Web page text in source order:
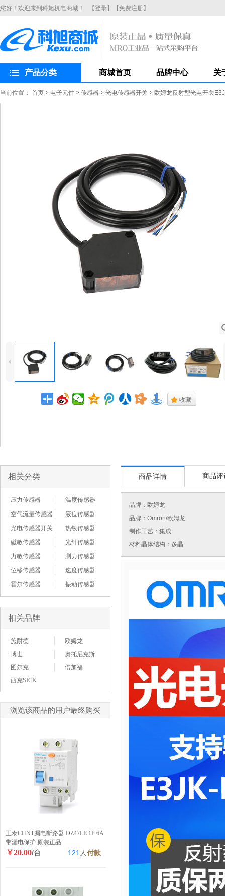
您好！欢迎来到科旭机电商城！ 【登录】 【免费注册】
产品分类 商城首页 品牌中心 关
当前位置： 首页 > 电子元件 > 传感器 > 光电传感器开关 > 欧姆龙反射型光电开关
4
. 收藏
相关分类
压力传感器
温度传感器
空气流量传感器
液位传感器
光电传感器开关
热敏传感器
磁敏传感器
光纤传感器
力敏传感器
测力传感器
位移传感器
速度传感器
霍尔传感器
振动传感器
相关品牌
施耐德
欧姆龙
博世
奥托尼克斯
图尔克
倍加福
西克SICK
浏览该商品的用户最终购买
正泰CHNT漏电断路器 DZ47LE 1P 6A
带漏电保护 原装正品
￥20.00/台 121 人付款
商品详情 商品评
品牌： 欧姆龙
品牌：Omron/欧姆龙
制作工艺：集成
材料晶体结构：多晶